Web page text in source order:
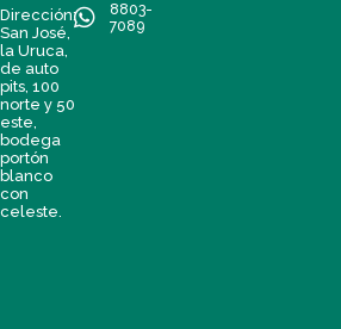
Dirección:
San José,
la Uruca,
de auto
pits, 100
norte y 50
este,
bodega
portón
blanco
con
celeste.
8803-
7089